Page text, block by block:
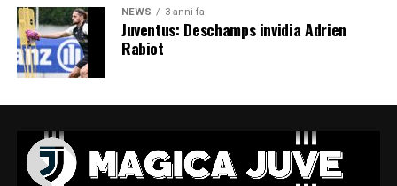
NEWS 3 anni fa
Juventus: Deschamps invidia Adrien
Rabiot